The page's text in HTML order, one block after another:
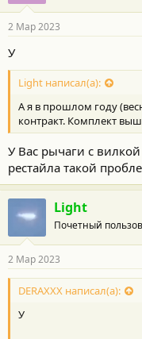
2 Мар 2023
У
Light написал(а):
А я в прошлом году
контракт. Комплект
У Вас рычаги с
рестайла такой
Light
Почетный
2 Мар 2023
DERAXXX написал(а):
У